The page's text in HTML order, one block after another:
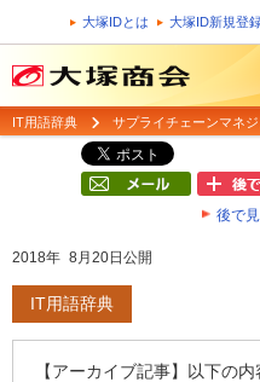
大塚IDとは 大塚ID新規登
IT用語辞典 サプライチェーンマネジ
後で
2018年 8月20日公開
IT用語辞典
【アーカイブ記事】以下の